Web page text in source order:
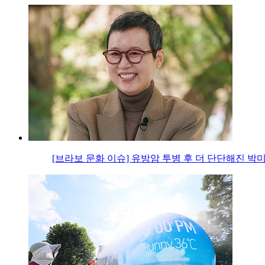
[브라보 문화 이슈] 유방암 투병 후 더 단단해진 박